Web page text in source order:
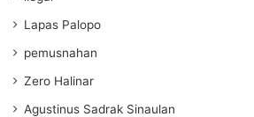
Lapas Palopo
pemusnahan
Zero Halinar
Agustinus Sadrak Sinaulan